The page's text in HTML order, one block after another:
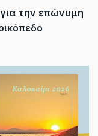
την επώνυμη